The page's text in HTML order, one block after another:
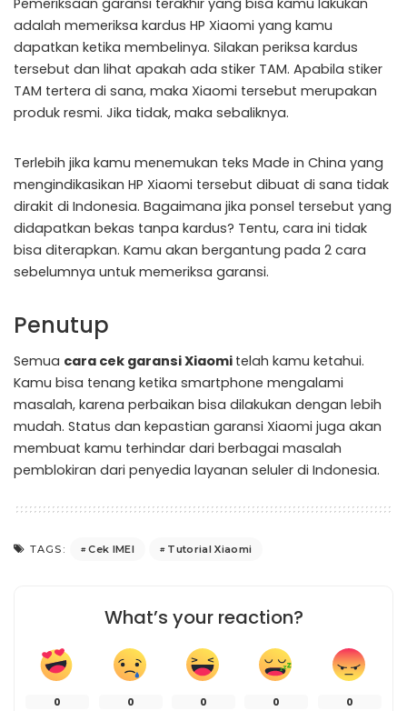
adalah memeriksa kardus HP Xiaomi yang kamu
dapatkan ketika membelinya. Silakan periksa kardus
tersebut dan lihat apakah ada stiker TAM. Apabila stiker
TAM tertera di sana, maka Xiaomi tersebut merupakan
produk resmi. Jika tidak, maka sebaliknya.
Terlebih jika kamu menemukan teks Made in China yang
mengindikasikan HP Xiaomi tersebut dibuat di sana tidak
dirakit di Indonesia. Bagaimana jika ponsel tersebut yang
didapatkan bekas tanpa kardus? Tentu, cara ini tidak
bisa diterapkan. Kamu akan bergantung pada 2 cara
sebelumnya untuk memeriksa garansi.
Penutup
Semua cara cek garansi Xiaomi telah kamu ketahui.
Kamu bisa tenang ketika smartphone mengalami
masalah, karena perbaikan bisa dilakukan dengan lebih
mudah. Status dan kepastian garansi Xiaomi juga akan
membuat kamu terhindar dari berbagai masalah
pemblokiran dari penyedia layanan seluler di Indonesia.
TAGS: Cek IMEI Tutorial Xiaomi
What’s your reaction?
0 0 0 0 0